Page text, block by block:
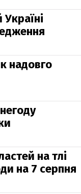
надовго
на тлі
на 7 серпня